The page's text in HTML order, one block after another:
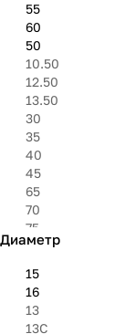
295
305
315
325
6.95''
8.40''
27''
30''
31''
33''
35''
37''
55
60
50
10.50
12.50
13.50
30
35
40
45
65
70
75
8.50
85
9.50
Диаметр
15
16
13
13C